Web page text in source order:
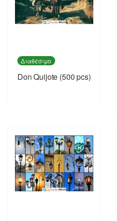
Διαθέσιμο
Don Quijote (500 pcs)